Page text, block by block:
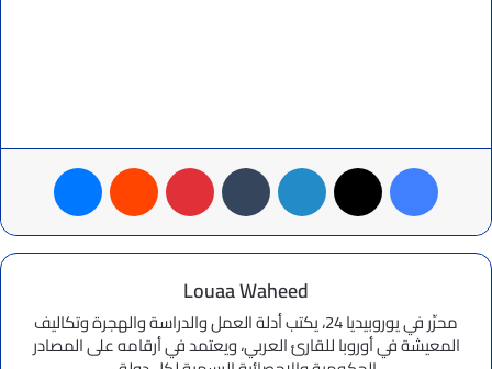
فيسبوك لينكدإن بينتيريست ماسنجر
Louaa Waheed
محرِّر في يوروبيديا 24، يكتب أدلة العمل والدراسة والهجرة وتكاليف
المعيشة في أوروبا للقارئ العربي، ويعتمد في أرقامه على المصادر